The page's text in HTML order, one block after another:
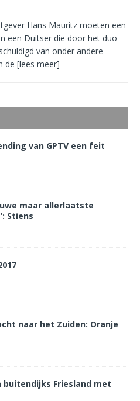
Hans Mauritz moeten een
een Duitser die door het duo
van onder andere
de [lees meer]
van GPTV een feit
maar allerlaatste
Stiens
naar het Zuiden: Oranje
buitendijks Friesland met